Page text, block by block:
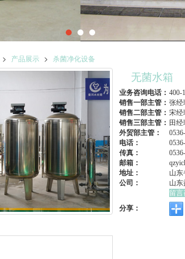
> 产品展示 > 杀菌净化设备
无菌水箱
业务咨询电话： 400-
销售一部主管： 张经
销售二部主管： 宋经
销售三部主管： 田经
外贸部主管：
电话：
传真：
邮箱：
地址：
山
公司：
山东
留言
分享：